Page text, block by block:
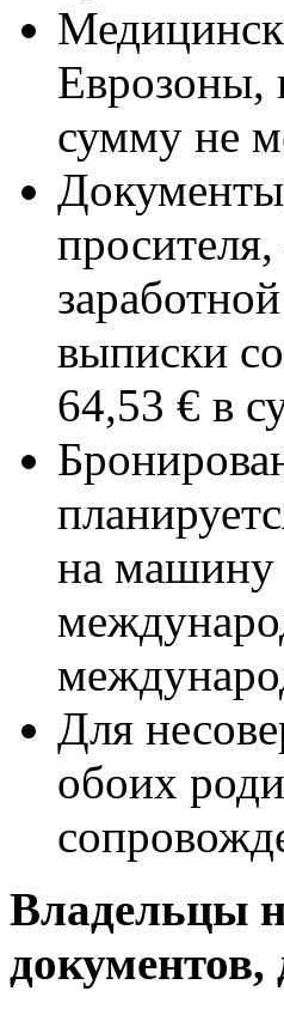
Еврозоны,
сумму не
выписки
64,53 € в
на машину
Для
обоих
Владельцы